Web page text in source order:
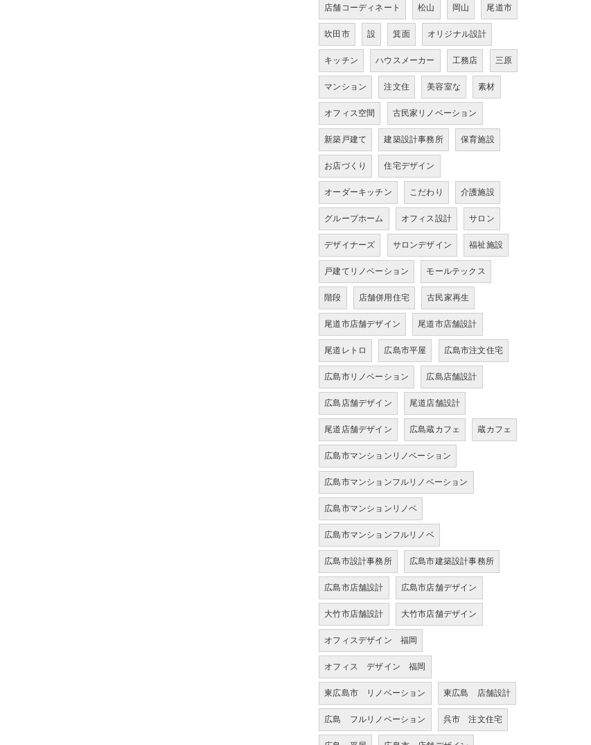
店舗コーディネート 松山 岡山 尾道市
吹田市 設 箕面 オリジナル設計
キッチン ハウスメーカー 工務店 三原
マンション 注文住 美容室な 素材
オフィス空間 古民家リノベーション
新築戸建て 建築設計事務所 保育施設
お店づくり 住宅デザイン
オーダーキッチン こだわり 介護施設
グループホーム オフィス設計 サロン
デザイナーズ サロンデザイン 福祉施設
戸建てリノベーション モールテックス
階段 店舗併用住宅 古民家再生
尾道市店舗デザイン 尾道市店舗設計
尾道レトロ 広島市平屋 広島市注文住宅
広島市リノベーション 広島店舗設計
広島店舗デザイン 尾道店舗設計
尾道店舗デザイン 広島蔵カフェ 蔵カフェ
広島市マンションリノベーション
広島市マンションフルリノベーション
広島市マンションリノベ
広島市マンションフルリノベ
広島市設計事務所 広島市建築設計事務所
広島市店舗設計 広島市店舗デザイン
大竹市店舗設計 大竹市店舗デザイン
オフィスデザイン 福岡
オフィス デザイン 福岡
東広島市 リノベーション 東広島 店舗設計
広島 フルリノベーション 呉市 注文住宅